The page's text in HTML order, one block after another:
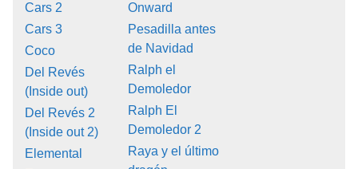
Cars 2
Cars 3
Coco
Del Revés
(Inside out)
Del Revés 2
(Inside out 2)
Elemental
Onward
Pesadilla antes
de Navidad
Ralph el
Demoledor
Ralph El
Demoledor 2
Raya y el último